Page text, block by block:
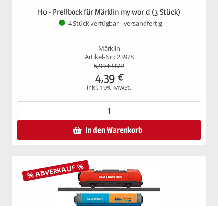
H0 - Prellbock für Märklin my world (3 Stück)
4 Stück verfügbar - versandfertig
Märklin
Artikel-Nr.: 23978
5,99€ UVP
4,39 €
inkl. 19% MwSt.
In den Warenkorb
% ABVERKAUF %